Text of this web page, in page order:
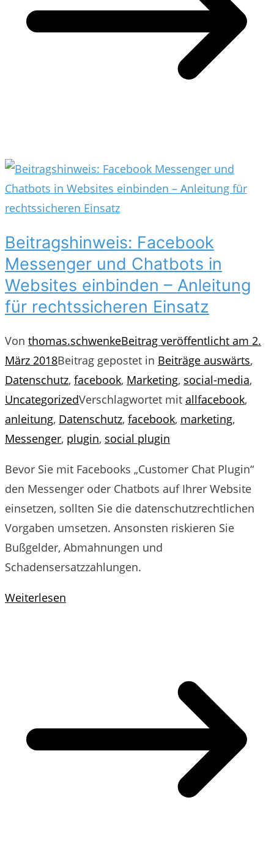
Beitragshinweis: Facebook
Messenger und Chatbots in
Websites einbinden – Anleitung
für rechtssicheren Einsatz
Von thomas.schwenkeBeitrag veröffentlicht am 2.
März 2018Beitrag gepostet in Beiträge auswärts,
Datenschutz, facebook, Marketing, social-media,
UncategorizedVerschlagwortet mit allfacebook,
anleitung, Datenschutz, facebook, marketing,
Messenger, plugin, social plugin
Bevor Sie mit Facebooks „Customer Chat Plugin“
den Messenger oder Chatbots auf Ihrer Website
einsetzen, sollten Sie die datenschutzrechtlichen
Vorgaben umsetzen. Ansonsten riskieren Sie
Bußgelder, Abmahnungen und
Schadensersatzzahlungen.
Weiterlesen